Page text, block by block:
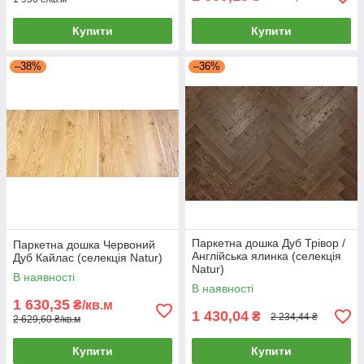
Купити Купити
–38%
Паркетна дошка Червоний
Дуб Кайлас (селекція Natur)
В наявності
1 630,35 ₴/кв.м
2 629,60 ₴/кв.м
Купити
–36%
Паркетна дошка Дуб Трівор /
Англійська ялинка (селекція
Natur)
В наявності
1 430,04 ₴ 2 234,44 ₴
Купити